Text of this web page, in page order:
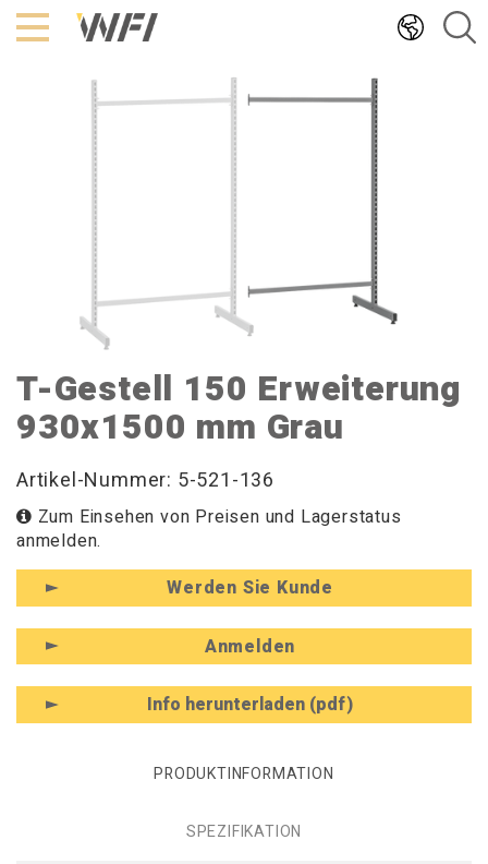
Hoppa
till
T-Gestell 150 Erweiterung
930x1500 mm Grau
Artikel-Nummer: 5-521-136
Zum Einsehen von Preisen und Lagerstatus
anmelden.
Werden Sie Kunde
Anmelden
Info herunterladen (pdf)
PRODUKTINFORMATION
SPEZIFIKATION